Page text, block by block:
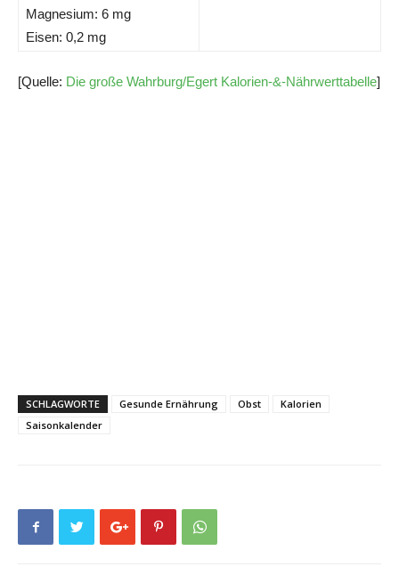
Magnesium: 6 mg
Eisen: 0,2 mg
[Quelle: Die große Wahrburg/Egert Kalorien-&-Nährwerttabelle]
SCHLAGWORTE Gesunde Ernährung Obst
Kalorien
Saisonkalender